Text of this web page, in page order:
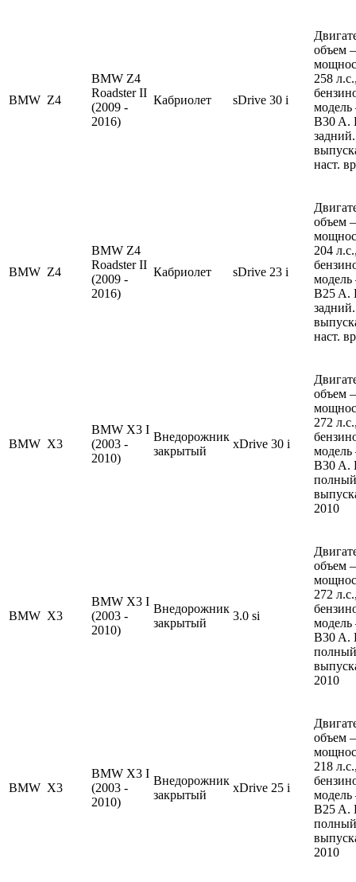
BMW Z4
BMW Z4
Roadster II
(2009 -
2016)
Кабриолет sDrive 30 i
объем
258
B30 A.
наст.
BMW Z4
BMW Z4
Roadster II
(2009 -
2016)
Кабриолет sDrive 23 i
объем
204
B25 A.
наст.
BMW X3
BMW X3 I
(2003 -
2010)
Внедорожник
закрытый
xDrive 30 i
объем
272
B30 A.
2010
BMW X3
BMW X3 I
(2003 -
2010)
Внедорожник
закрытый
3.0 si
объем
272
B30 A.
2010
BMW X3
BMW X3 I
(2003 -
2010)
Внедорожник
закрытый
xDrive 25 i
объем
218
B25 A.
2010